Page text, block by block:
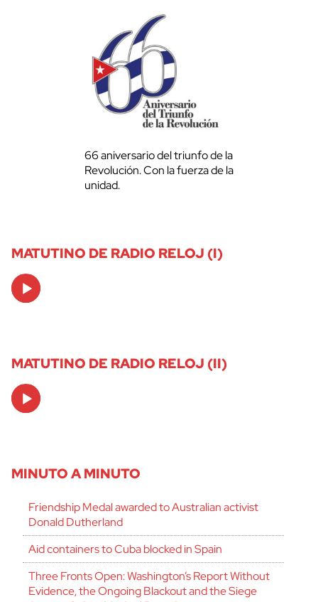
66 aniversario del triunfo de la
Revolución. Con la fuerza de la
unidad.
MATUTINO DE RADIO RELOJ (I)
Audio
Player
MATUTINO DE RADIO RELOJ (II)
Audio
Player
MINUTO A MINUTO
Friendship Medal awarded to Australian activist
Donald Dutherland
Aid containers to Cuba blocked in Spain
Three Fronts Open: Washington’s Report Without
Evidence, the Ongoing Blackout and the Siege